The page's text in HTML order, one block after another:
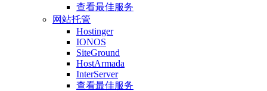
查看最佳服务
网站托管
Hostinger
IONOS
SiteGround
HostArmada
InterServer
查看最佳服务